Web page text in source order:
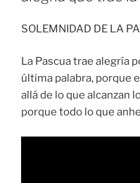
SOLEMNIDAD DE LA
La Pascua trae alegría
última palabra, porque
allá de lo que alcanzan
porque todo lo que